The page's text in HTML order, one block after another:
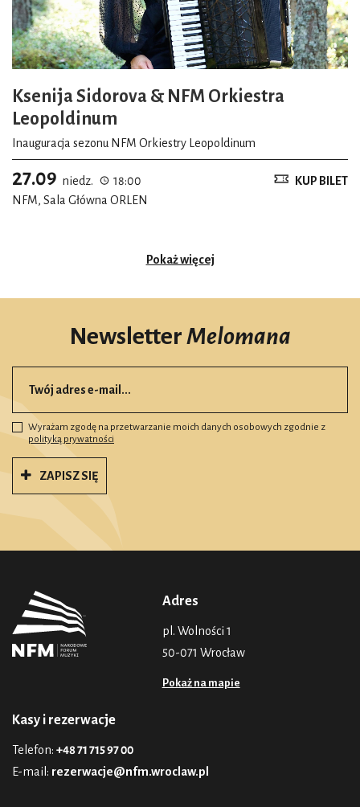
Ksenija Sidorova & NFM Orkiestra
Leopoldinum
Inauguracja sezonu NFM Orkiestry Leopoldinum
27.09 niedz.
18:00
NFM, Sala Główna ORLEN
KUP BILET
Pokaż więcej
NewsletterMelomana
Wyrażam zgodę na przetwarzanie moich danych osobowych zgodnie z
polityką prywatności
ZAPISZ SIĘ
Adres
pl. Wolności 1
50-071 Wrocław
Pokaż na mapie
Kasy i rezerwacje
Telefon: +48 71 715 97 00
E-mail: rezerwacje@nfm.wroclaw.pl